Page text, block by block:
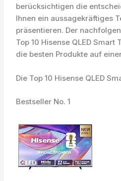
berücksichtigen die
Ihnen ein aussagekräftiges
präsentieren. Der
Top 10 Hisense QLED
die besten Produkte auf
Die Top 10 Hisense QLED
Bestseller No. 1